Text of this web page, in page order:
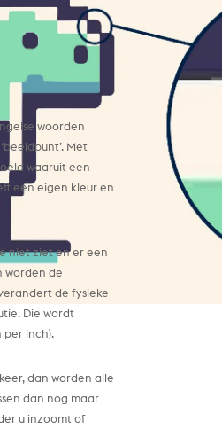
woorden
Met
waaruit een
een eigen kleur en
niet ziet en er een
worden de
de fysieke
Die wordt
per inch).
dan worden alle
dan nog maar
u inzoomt of